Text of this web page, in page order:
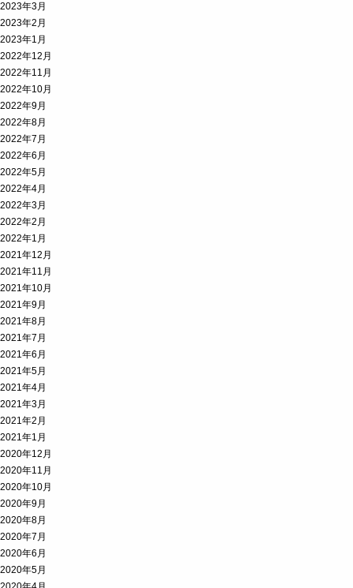
2023年3月
2023年2月
2023年1月
2022年12月
2022年11月
2022年10月
2022年9月
2022年8月
2022年7月
2022年6月
2022年5月
2022年4月
2022年3月
2022年2月
2022年1月
2021年12月
2021年11月
2021年10月
2021年9月
2021年8月
2021年7月
2021年6月
2021年5月
2021年4月
2021年3月
2021年2月
2021年1月
2020年12月
2020年11月
2020年10月
2020年9月
2020年8月
2020年7月
2020年6月
2020年5月